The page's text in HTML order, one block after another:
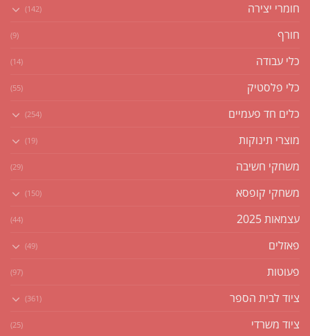
חומרי יצירה (142)
חורף (9)
כלי עבודה (14)
כלי פלסטיק (55)
כלים חד פעמיים (254)
מוצרי תינוקות (19)
משחקי חשיבה (29)
משחקי קופסא (150)
עצמאות 2025 (44)
פאזלים (49)
פעוטות (97)
ציוד לבית הספר (361)
ציוד משרדי (25)